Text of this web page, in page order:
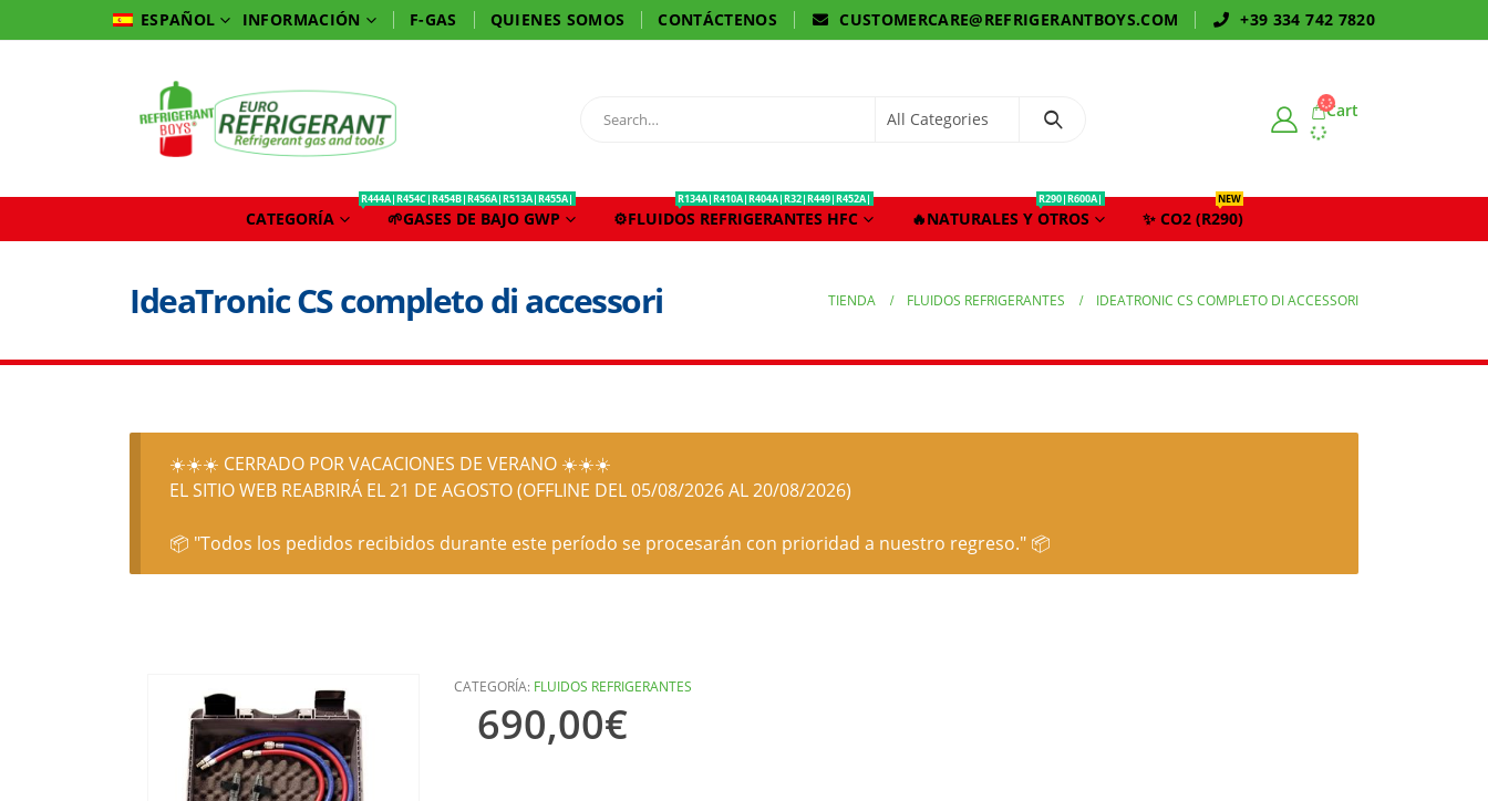
ESPAÑOL INFORMACIÓN F-GAS QUIENES SOMOS CONTÁCTENOS CUSTOMERCARE@REFRIGERANTBOYS.COM +39 334 742 7820
Cart
CATEGORÍA 🌱GASES DE BAJO GWP
R444A|R454C|R454B|R456A|R513A|R455A|
⚙️FLUIDOS REFRIGERANTES HFC
R134A|R410A|R404A|R32|R449|R452A|
🔥NATURALES Y OTROS
R290|R600A|
✨ CO2 (R290)
NEW
IdeaTronic CS completo di accessori TIENDA FLUIDOS REFRIGERANTES IDEATRONIC CS COMPLETO DI ACCESSORI
☀️☀️☀️ CERRADO POR VACACIONES DE VERANO ☀️☀️☀️
EL SITIO WEB REABRIRÁ EL 21 DE AGOSTO (OFFLINE DEL 05/08/2026 AL 20/08/2026)
📦 "Todos los pedidos recibidos durante este período se procesarán con prioridad a nuestro regreso." 📦
CATEGORÍA: FLUIDOS REFRIGERANTES
690,00€